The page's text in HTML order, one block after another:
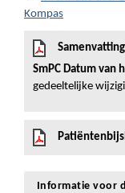
Kompas
SmPC Datum van
gedeeltelijke
Informatie voor